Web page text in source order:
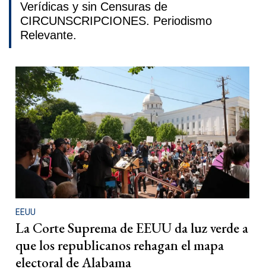
Verídicas y sin Censuras de
CIRCUNSCRIPCIONES. Periodismo
Relevante.
EEUU
La Corte Suprema de EEUU da luz verde a
que los republicanos rehagan el mapa
electoral de Alabama